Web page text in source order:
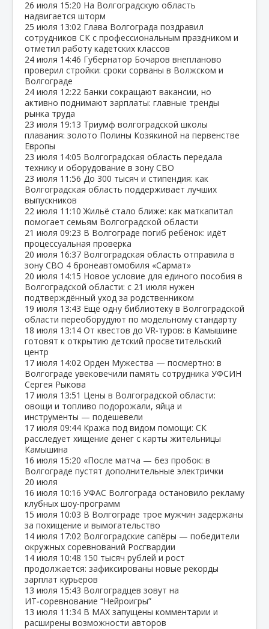
26 июля 15:20 На Волгоградскую область
надвигается шторм
25 июля 13:02 Глава Волгограда поздравил
сотрудников СК с профессиональным праздником и
отметил работу кадетских классов
24 июля 14:46 Губернатор Бочаров внепланово
проверил стройки: сроки сорваны в Волжском и
Волгограде
24 июля 12:22 Банки сокращают вакансии, но
активно поднимают зарплаты: главные тренды
рынка труда
23 июля 19:13 Триумф волгоградской школы
плавания: золото Полины Козякиной на первенстве
Европы
23 июля 14:05 Волгоградская область передала
технику и оборудование в зону СВО
23 июля 11:56 До 300 тысяч и стипендия: как
Волгоградская область поддерживает лучших
выпускников
22 июля 11:10 Жильё стало ближе: как маткапитал
помогает семьям Волгоградской области
21 июля 09:23 В Волгограде погиб ребёнок: идёт
процессуальная проверка
20 июля 16:37 Волгоградская область отправила в
зону СВО 4 бронеавтомобиля «Сармат»
20 июля 14:15 Новое условие для единого пособия в
Волгоградской области: с 21 июля нужен
подтверждённый уход за родственником
19 июля 13:43 Ещё одну библиотеку в Волгоградской
области переоборудуют по модельному стандарту
18 июля 13:14 От квестов до VR‑туров: в Камышине
готовят к открытию детский просветительский
центр
17 июля 14:02 Орден Мужества — посмертно: в
Волгограде увековечили память сотрудника УФСИН
Сергея Рыкова
17 июля 13:51 Цены в Волгоградской области:
овощи и топливо подорожали, яйца и
инструменты — подешевели
17 июля 09:44 Кража под видом помощи: СК
расследует хищение денег с карты жительницы
Камышина
16 июля 15:20 «После матча — без пробок: в
Волгограде пустят дополнительные электрички
20 июля
16 июля 10:16 УФАС Волгограда остановило рекламу
клубных шоу‑программ
15 июля 10:03 В Волгограде трое мужчин задержаны
за похищение и вымогательство
14 июля 17:02 Волгоградские сапёры — победители
окружных соревнований Росгвардии
14 июля 10:48 150 тысяч рублей и рост
продолжается: зафиксированы новые рекорды
зарплат курьеров
13 июля 15:43 Волгоградцев зовут на
ИТ‑соревнование “Нейроигры”
13 июля 11:34 В МАХ запущены комментарии и
расширены возможности авторов